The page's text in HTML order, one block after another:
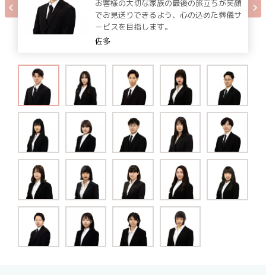
お客様の大切な家族の最後の旅立ちが笑顔
でお見送りできるよう、心の込めた葬儀サ
ービスを目指します。
佐多